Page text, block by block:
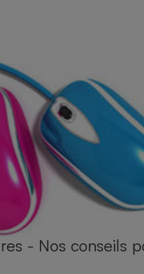
- Nos conseils